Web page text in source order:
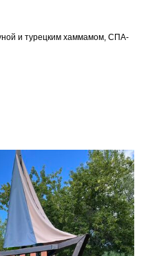
и турецким хаммамом, СПА-